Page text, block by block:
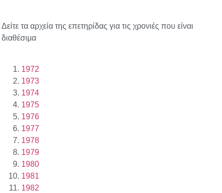
Δείτε τα αρχεία της επετηρίδας για τις χρονιές που είναι
διαθέσιμα
1972
1973
1974
1975
1976
1977
1978
1979
1980
1981
1982